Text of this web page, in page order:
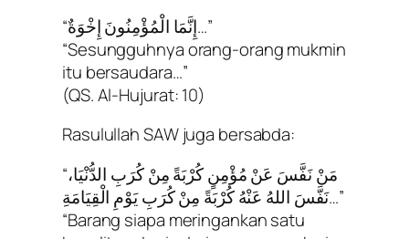
“إِنَّمَا الْمُؤْمِنُونَ إِخْوَةٌ…”
“Sesungguhnya orang-orang mukmin
itu bersaudara…”
(QS. Al-Hujurat: 10)
Rasulullah SAW juga bersabda:
“مَنْ نَفَّسَ عَنْ مُؤْمِنٍ كُرْبَةً مِنْ كُرَبِ الدُّنْيَا،
نَفَّسَ اللهُ عَنْهُ كُرْبَةً مِنْ كُرَبِ يَوْمِ الْقِيَامَةِ…”
“Barang siapa meringankan satu